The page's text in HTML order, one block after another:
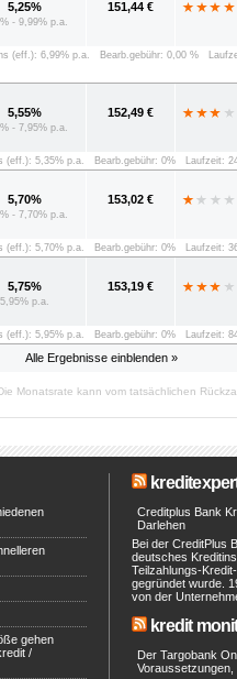
Alle Ergebnisse einblenden »
5,25%
- 9,99% p.a.
151,44 €
(eff.): 6,99% p.a. Bearb.gebühr: 0,00 %
5,55%
- 7,95% p.a.
152,49 €
(eff.): 5,35% p.a. Bearb.gebühr: 0% Laufzeit:
5,70%
- 7,70% p.a.
153,02 €
(eff.): 5,70% p.a. Bearb.gebühr: 0% Laufzeit:
5,75%
5,95% p.a.
153,19 €
(eff.): 5,95% p.a. Bearb.gebühr: 0% Laufzeit:
Monatsrate kann vom tatsächlichen
gehen
/
Creditplus Bank
Darlehen
Bei der CreditPlus
deutsches
Teilzahlungs-
gegründet wurde.
von der
kredit
Der Targobank
Voraussetzungen,